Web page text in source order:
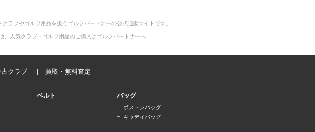
ラブやゴルフ用品を扱うゴルフパートナーの公式通販サイトです。
、人気クラブ・ゴルフ用品のご購入はゴルフパートナーへ
古クラブ 買取・無料査定
ベルト バッグ
ボストンバッグ
キャディバッグ